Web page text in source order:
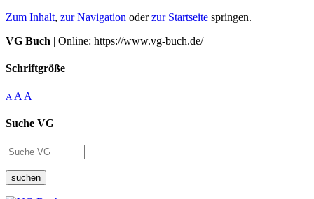
Zum Inhalt, zur Navigation oderzur Startseite springen.
VG Buch | Online: https://www.vg-buch.de/
Schriftgröße
A A A
Suche VG
suchen